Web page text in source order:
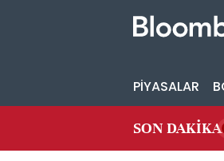
PİYASALAR
SON DAKİKA